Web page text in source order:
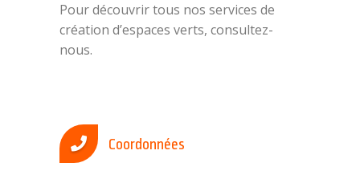
Pour découvrir tous nos services de
création d’espaces verts, consultez-
nous.
Coordonnées